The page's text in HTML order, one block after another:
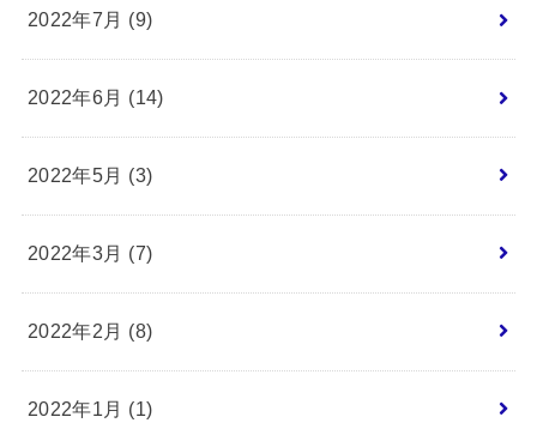
2022年7月 (9)
2022年6月 (14)
2022年5月 (3)
2022年3月 (7)
2022年2月 (8)
2022年1月 (1)